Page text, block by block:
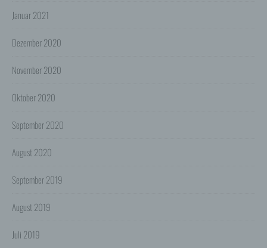
Januar 2021
Dezember 2020
November 2020
Oktober 2020
September 2020
August 2020
September 2019
August 2019
Juli 2019
Die Betrachtung dieses Onlineangebotes ist auch unter
nicht möchten, dass Cookies auf ihrem Rechner
gespeichert werden, werden sie gebeten die
ihres Browsers zu deaktivieren. Gespeicherte Cookies
zu Funktionseinschränkungen dieses Onlineangebotes
Es besteht die Möglichkeit, viele Online-Anzeigen-
Seite http://www.aboutads.info/choices oder die EU-
der Google Inc. ("Google") ein. Google verwendet
Informationen über Benutzung des Onlineangebotes
durch die Nutzer werden in der Regel an einen Server